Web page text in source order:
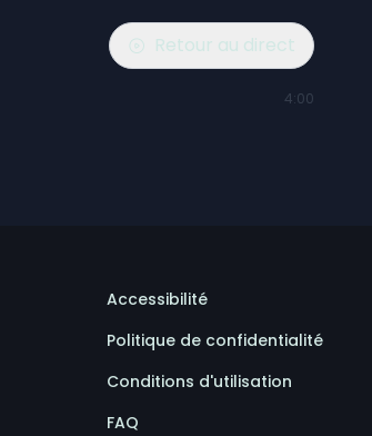
Retour au direct
4:00
Accessibilité
Politique de confidentialité
Conditions d'utilisation
FAQ